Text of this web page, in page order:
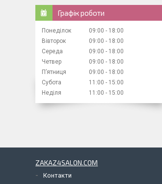
Графік роботи
Понеділок 09:00
18:00
Вівторок
09:00
18:00
Середа
09:00
18:00
Четвер
09:00
18:00
Пʼятниця
09:00
18:00
Субота
11:00
15:00
Неділя
11:00 15:00
ZAKAZ4SALON.COM
Контакти